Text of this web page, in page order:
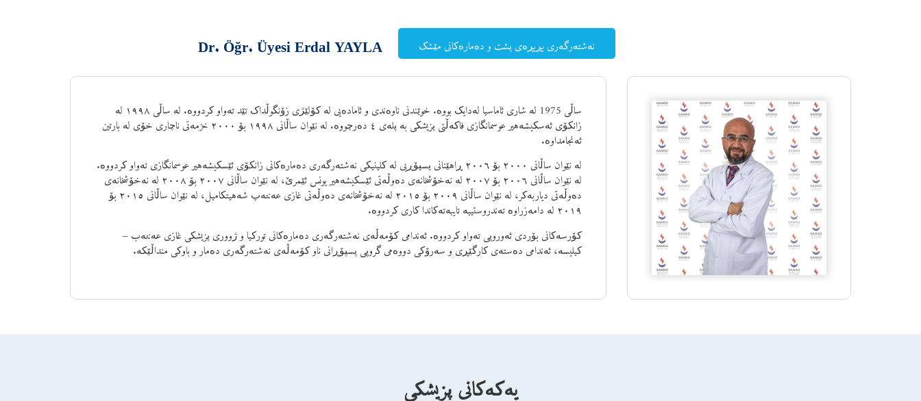
نەشتەرگەری بڕبڕەی پشت و دەمارەکانی مێشک Dr. Öğr. Üyesi Erdal YAYLA
ساڵی 1975 لە شاری ئاماسیا لەدایک بووە. خوێندنی ناوەندی و ئامادەیی لە کۆلێژی زۆنگوڵداک تێد تەواو کردووە. لە ساڵی ١٩٩٨ لە
زانکۆی ئەسکیشەهیر عوسمانگازی فاکەڵتی پزیشکی بە پلەی ٤ دەرچووە. لە نێوان ساڵانی ١٩٩٨ بۆ ٢٠٠٠ خزمەتی ناچاری خۆی لە بارتین
ئەنجامداوە.
لە نێوان ساڵانی ٢٠٠٠ بۆ ٢٠٠٦ ڕاهێنانی پسپۆڕیی لە کلینیکی نەشتەرگەری دەمارەکانی زانکۆی ئێسکیشەهیر عوسمانگازی تەواو کردووە.
لە نێوان ساڵانی ٢٠٠٦ بۆ ٢٠٠٧ لە نەخۆشخانەی دەوڵەتی ئێسکیشەهیر یونس ئێمرێ، لە نێوان ساڵانی ٢٠٠٧ بۆ ٢٠٠٨ لە نەخۆشخانەی
دەوڵەتی دیاربەکر، لە نێوان ساڵانی ٢٠٠٩ بۆ ٢٠١٥ لە نەخۆشخانەی دەوڵەتی غازی عەنتەپ شەهیتکامیل، لە نێوان ساڵانی ٢٠١٥ بۆ
٢٠١٩ لە دامەزراوە تەندروستییە تایبەتەکاندا کاری کردووە.
کۆرسەکانی بۆردی ئەوروپی تەواو کردووە. ئەندامی کۆمەڵەی نەشتەرگەری دەمارەکانی تورکیا و ژووری پزیشکی غازی عەنتەب –
کیلیسە، ئەندامی دەستەی کارگێڕی و سەرۆکی دووەمی گروپی پسپۆڕانی ناو کۆمەڵەی نەشتەرگەری دەمار و باوکی منداڵێکە.
یەکەکانی پزیشکی